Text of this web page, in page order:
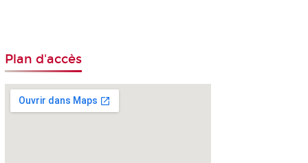
Plan d'accès